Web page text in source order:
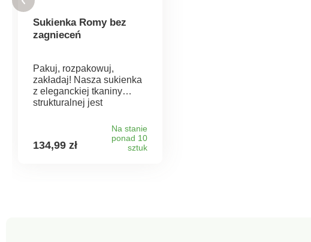
Sukienka Romy bez
zagnieceń
Pakuj, rozpakowuj,
zakładaj! Nasza sukienka
z eleganckiej tkaniny
strukturalnej jest
zagniecenia. Lekka i
przewiewna, z pięknym
przejściem kolorów,
134,99 zł
Na stanie
ponad 10
sztuk